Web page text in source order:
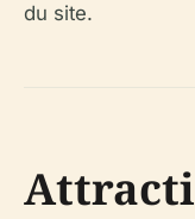
du site.